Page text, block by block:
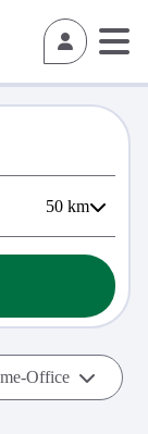
50 km
Office